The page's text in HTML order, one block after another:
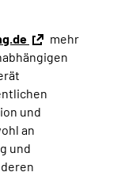
mehr
und
an
und